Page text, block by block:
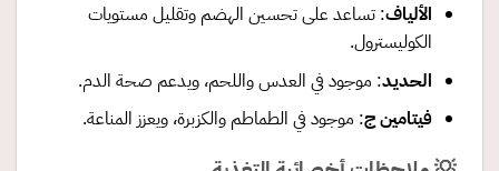
الألياف: تساعد على تحسين الهضم وتقليل مستويات
الكوليسترول.
الحديد: موجود في العدس واللحم، ويدعم صحة الدم.
فيتامين ج: موجود في الطماطم والكزبرة، ويعزز المناعة.